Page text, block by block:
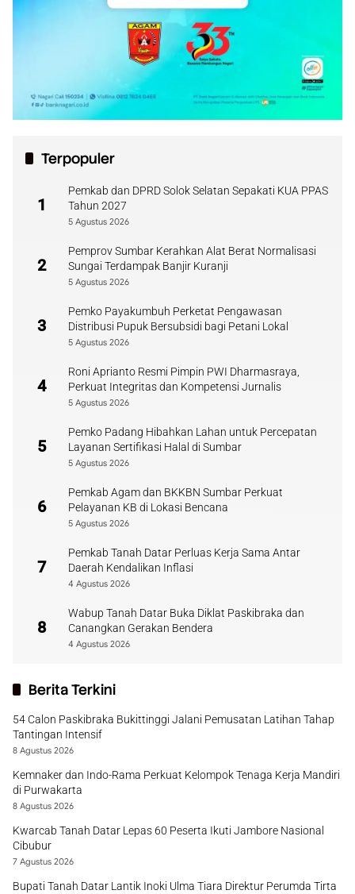
Terpopuler
1
Pemkab dan DPRD Solok Selatan Sepakati KUA PPAS
Tahun 2027
5 Agustus 2026
2
Pemprov Sumbar Kerahkan Alat Berat Normalisasi
Sungai Terdampak Banjir Kuranji
5 Agustus 2026
3
Pemko Payakumbuh Perketat Pengawasan
Distribusi Pupuk Bersubsidi bagi Petani Lokal
5 Agustus 2026
4
Roni Aprianto Resmi Pimpin PWI Dharmasraya,
Perkuat Integritas dan Kompetensi Jurnalis
5 Agustus 2026
5
Pemko Padang Hibahkan Lahan untuk Percepatan
Layanan Sertifikasi Halal di Sumbar
5 Agustus 2026
6
Pemkab Agam dan BKKBN Sumbar Perkuat
Pelayanan KB di Lokasi Bencana
5 Agustus 2026
7
Pemkab Tanah Datar Perluas Kerja Sama Antar
Daerah Kendalikan Inflasi
4 Agustus 2026
8
Wabup Tanah Datar Buka Diklat Paskibraka dan
Canangkan Gerakan Bendera
4 Agustus 2026
Berita Terkini
54 Calon Paskibraka Bukittinggi Jalani Pemusatan Latihan Tahap
Tantingan Intensif
8 Agustus 2026
Kemnaker dan Indo-Rama Perkuat Kelompok Tenaga Kerja Mandiri
di Purwakarta
8 Agustus 2026
Kwarcab Tanah Datar Lepas 60 Peserta Ikuti Jambore Nasional
Cibubur
7 Agustus 2026
Bupati Tanah Datar Lantik Inoki Ulma Tiara Direktur Perumda Tirta